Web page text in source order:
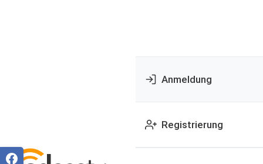
Anmeldung
Registrierung